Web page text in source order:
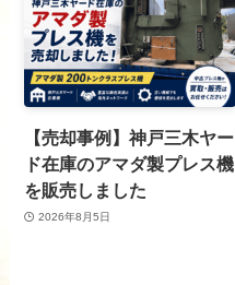
【売却事例】神戸三木ヤー
ド在庫のアマダ製プレス機
を販売しました
2026年8月5日